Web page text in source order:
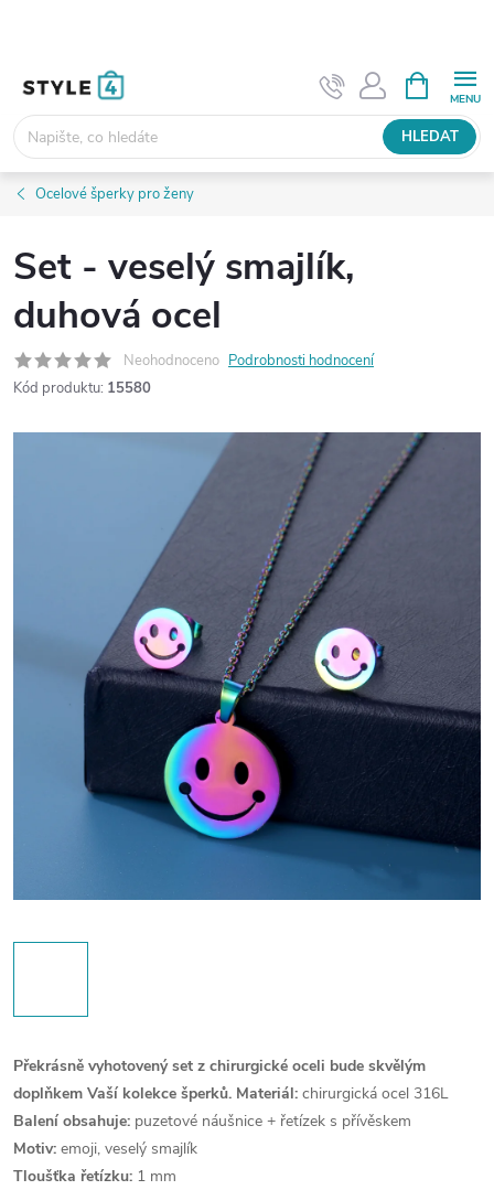
HLEDAT
NÁKUPNÍ
KOŠÍK
Ocelové šperky pro ženy
Set - veselý smajlík,
duhová ocel
Neohodnoceno Podrobnosti hodnocení
Kód produktu: 15580
Překrásně vyhotovený set z chirurgické oceli bude skvělým
doplňkem Vaší kolekce šperků. Materiál: chirurgická ocel 316L
Balení obsahuje: puzetové náušnice + řetízek s přívěskem
Motiv: emoji, veselý smajlík
Tloušťka řetízku: 1 mm